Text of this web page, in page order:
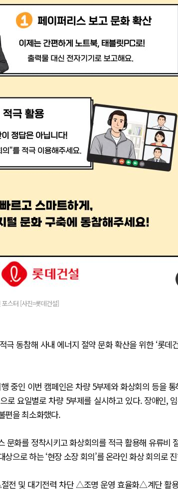
스터 [사진=롯데건설]
동참해 사내 에너지 절약 문화 확산을 위한 ‘롯데
중인 이번 캠페인은 차량 5부제와 화상회의 등을
로 요일별로 차량 5부제를 실시하고 있다. 장애인,
편을 최소화했다.
문화를 정착시키고 화상회의를 적극 활용해 유류비
으로 하는 ‘현장 소장 회의’를 온라인 화상 회의로
전 및 대기전력 차단 △조명 운영 효율화△계단 활